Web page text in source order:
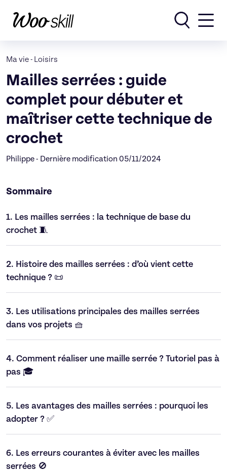
Ma vie- Loisirs
Mailles serrées : guide
complet pour débuter et
maîtriser cette technique de
crochet
Philippe - Dernière modification 05/11/2024
Sommaire
1. Les mailles serrées : la technique de base du
crochet 🧵
2. Histoire des mailles serrées : d’où vient cette
technique ? 📜
3. Les utilisations principales des mailles serrées
dans vos projets 🧺
4. Comment réaliser une maille serrée ? Tutoriel pas à
pas 🎓
5. Les avantages des mailles serrées : pourquoi les
adopter ? ✅
6. Les erreurs courantes à éviter avec les mailles
serrées 🚫